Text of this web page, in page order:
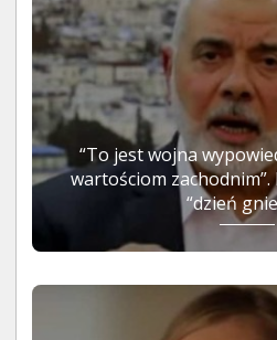
“To jest wojna
wartościom
“dzień